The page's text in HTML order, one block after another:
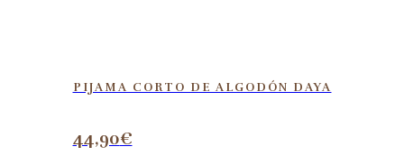
PIJAMA CORTO DE ALGODÓN DAYA
44,90€